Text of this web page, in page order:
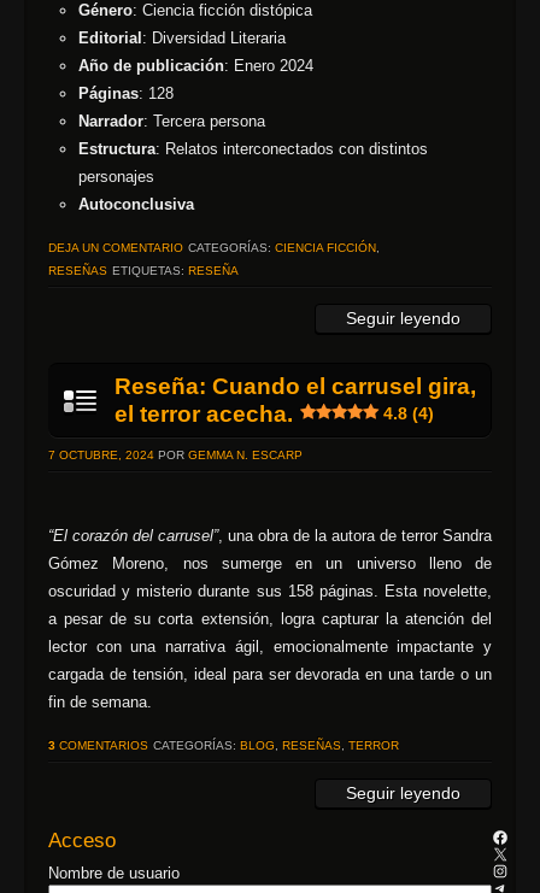
Género: Ciencia ficción distópica
Editorial : Diversidad Literaria
Año de publicación: Enero 2024
Páginas: 128
Narrador: Tercera persona
Estructura: Relatos interconectados con distintos
personajes
Autoconclusiva
Seguir leyendo
DEJA UN COMENTARIO CATEGORÍAS: CIENCIA FICCIÓN
RESEÑAS ETIQUETAS: RESEÑA
Reseña: Cuando el carrusel gira,
el terror acecha.
4.8 (4)
7 OCTUBRE, 2024 POR GEMMA N. ESCARP
“El corazón del carrusel”, una obra de la autora de terror Sandra
Gómez Moreno, nos sumerge en un universo lleno de
oscuridad y misterio durante sus 158 páginas. Esta novelette,
a pesar de su corta extensión, logra capturar la atención del
lector con una narrativa ágil, emocionalmente impactante y
cargada de tensión, ideal para ser devorada en una tarde o un
fin de semana.
Seguir leyendo
3 COMENTARIOS CATEGORÍAS: BLOG RESEÑAS TERROR
Acceso
Nombre de usuario